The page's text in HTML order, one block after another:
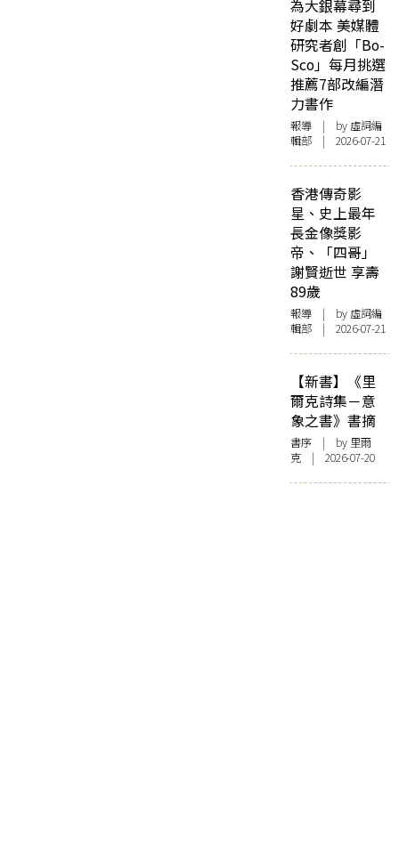
為大銀幕尋到
好劇本 美媒體
研究者創「Bo-
Sco」每月挑選
推薦7部改編潛
力書作
報導 | by 虛詞編
輯部 | 2026-07-21
香港傳奇影
星、史上最年
長金像獎影
帝、「四哥」
謝賢逝世 享壽
89歲
報導 | by 虛詞編
輯部 | 2026-07-21
【新書】《里
爾克詩集－意
象之書》書摘
書序 | by 里爾
克 | 2026-07-20